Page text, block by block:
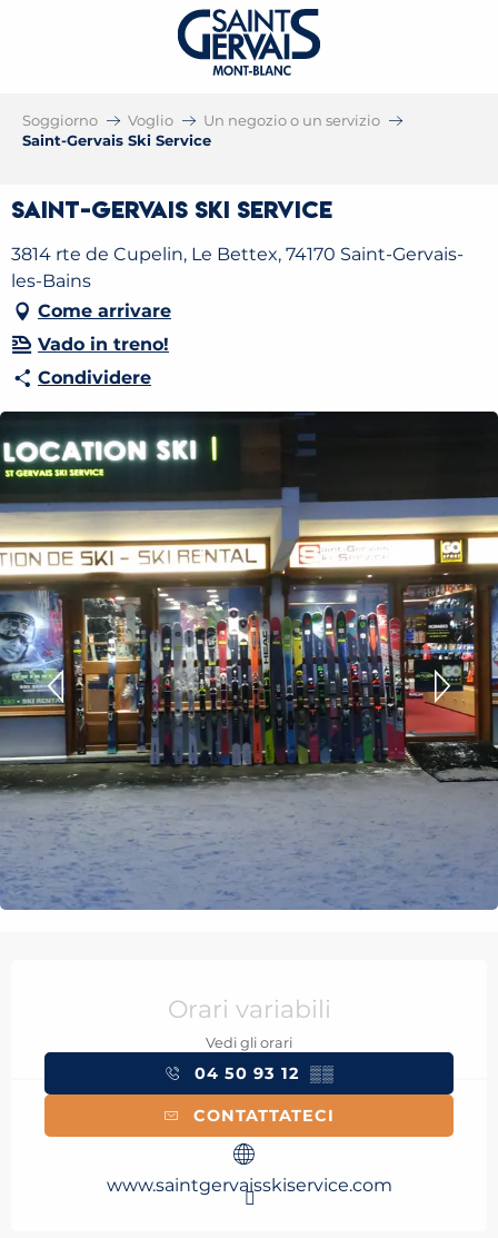
Soggiorno Voglio
Un negozio o un servizio
Saint-Gervais Ski Service
Saint-Gervais Ski Service
3814 rte de Cupelin, Le Bettex, 74170 Saint-Gervais-
les-Bains
Come arrivare
Vado in treno!
Condividere
Orari variabili
Vedi gli orari
04 50 93 12 ▒▒
CONTATTATECI
www.saintgervaisskiservice.com